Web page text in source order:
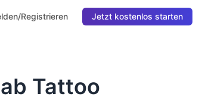
Registrieren Jetzt kostenlos starten
Tattoo